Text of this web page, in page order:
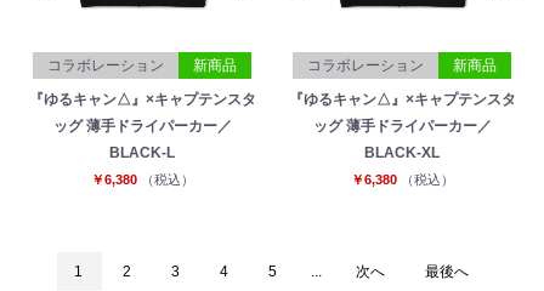
コラボレーション 新商品
『ゆるキャン△』×キャプテンスタ
ッグ 薄手ドライパーカー／
BLACK-L
￥6,380 （税込）
コラボレーション 新商品
『ゆるキャン△』×キャプテンスタ
ッグ 薄手ドライパーカー／
BLACK-XL
￥6,380 （税込）
1 2 3 4 5 次へ 最後へ